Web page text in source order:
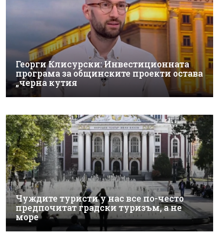
Георги Клисурски: Инвестиционната
програма за общинските проекти остава
„черна кутия
Чуждите туристи у нас все по-често
предпочитат градски туризъм, а не
море